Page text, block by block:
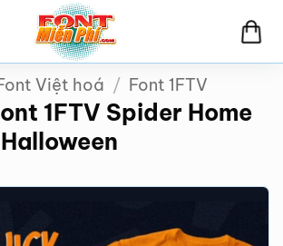
Việt hoá / Font 1FTV
1FTV Spider Home